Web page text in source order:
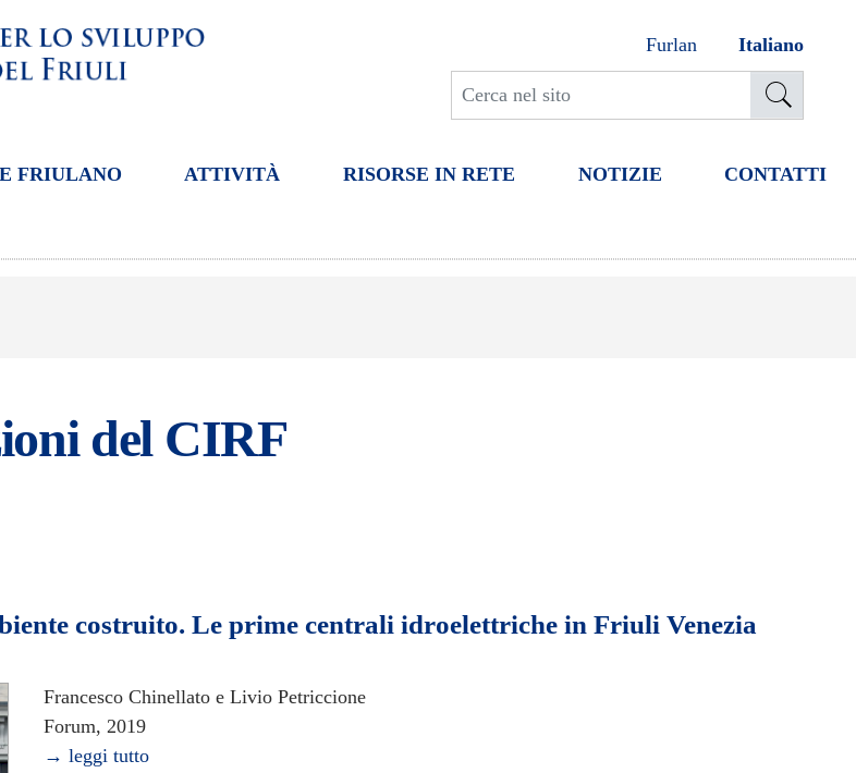
Furlan Italiano
FRIULANO ATTIVITÀ RISORSE IN RETE NOTIZIE CONTATTI
del CIRF
costruito. Le prime centrali idroelettriche in Friuli Venezia
Francesco Chinellato e Livio Petriccione
Forum, 2019
→ leggi tutto